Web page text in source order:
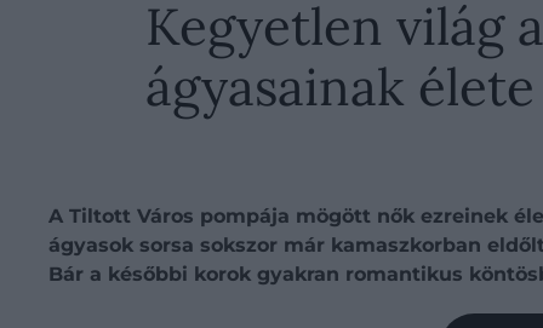
Kegyetlen világ
ágyasainak
A Tiltott Város pompája mögött nők ezreinek
ágyasok sorsa sokszor már kamaszkorban
Bár a későbbi korok gyakran romantikus